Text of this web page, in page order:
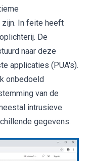
In feite heeft
De
naar deze
applicaties (PUA's).
onbedoeld
van de
intrusieve
gegevens.